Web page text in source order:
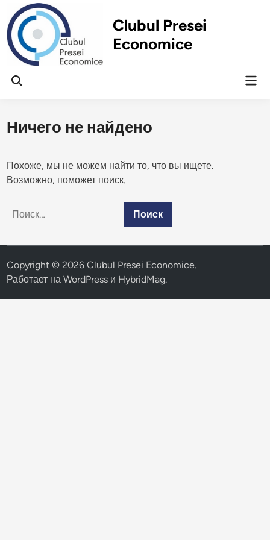
Перейти
содержимому
Clubul Presei
Economice
Открыть
Ничего не найдено
Похоже, мы не можем найти то, что вы ищете.
Возможно, поможет поиск.
Найти:
Copyright © 2026Clubul Presei Economice.
Работает наWordPress и HybridMag.